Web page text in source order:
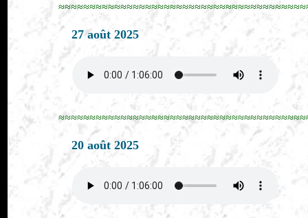
27 août 2025
20 août 2025